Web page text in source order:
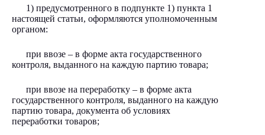
1) предусмотренного в подпункте 1) пункта 1
настоящей статьи, оформляются уполномоченным
органом:
при ввозе – в форме акта государственного
контроля, выданного на каждую партию товара;
при ввозе на переработку – в форме акта
государственного контроля, выданного на каждую
партию товара, документа об условиях
переработки товаров;